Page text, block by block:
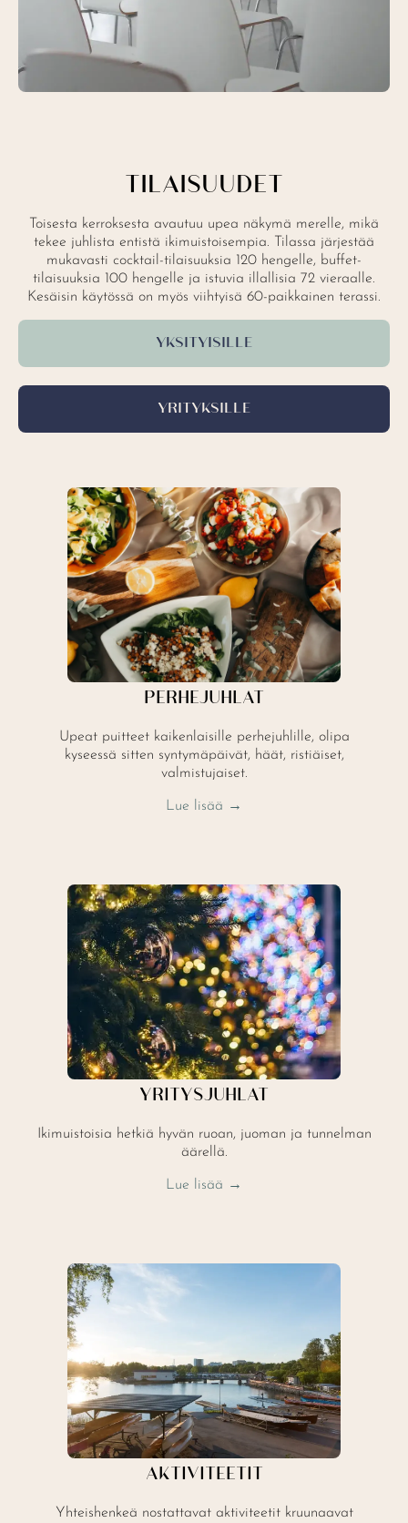
TILAISUUDET
Toisesta kerroksesta avautuu upea näkymä merelle, mikä
tekee juhlista entistä ikimuistoisempia. Tilassa järjestää
mukavasti cocktail-tilaisuuksia 120 hengelle, buffet-
tilaisuuksia 100 hengelle ja istuvia illallisia 72 vieraalle.
Kesäisin käytössä on myös viihtyisä 60-paikkainen terassi.
YKSITYISILLE
YRITYKSILLE
PERHEJUHLAT
Upeat puitteet kaikenlaisille perhejuhlille, olipa
kyseessä sitten syntymäpäivät, häät, ristiäiset,
valmistujaiset.
Lue lisää →
YRITYSJUHLAT
Ikimuistoisia hetkiä hyvän ruoan, juoman ja tunnelman
äärellä.
Lue lisää →
AKTIVITEETIT
Yhteishenkeä nostattavat aktiviteetit kruunaavat